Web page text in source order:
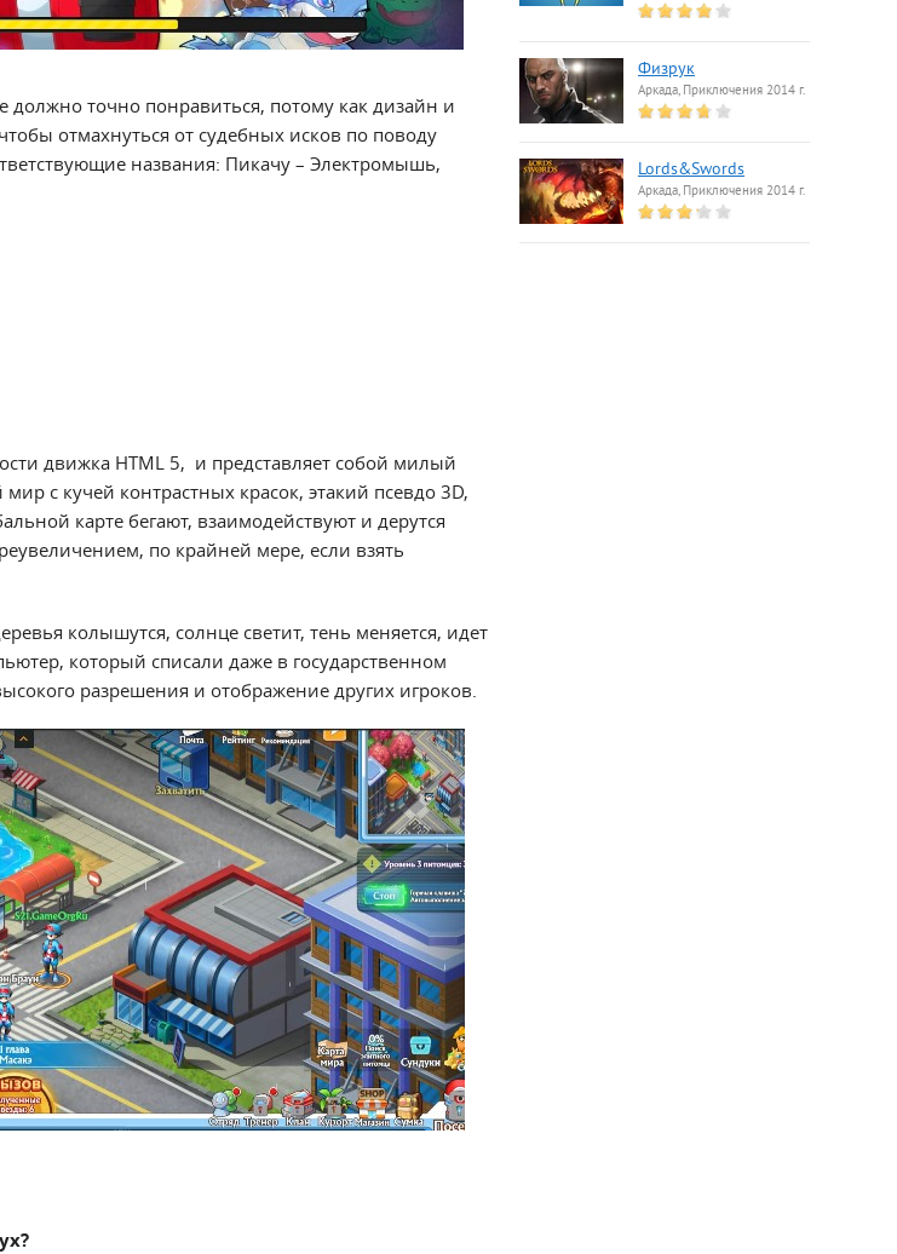
точно понравиться, потому как дизайн и
отмахнуться от судебных исков по поводу
названия: Пикачу – Электромышь,
движка HTML 5, и представляет собой милый
с кучей контрастных красок, этакий псевдо 3D,
карте бегают, взаимодействуют и дерутся
по крайней мере, если взять
колышутся, солнце светит, тень меняется, идет
который списали даже в государственном
разрешения и отображение других игроков.
Физрук
Аркада, Приключения 2014 г.
Lords&Swords
Аркада, Приключения 2014 г.